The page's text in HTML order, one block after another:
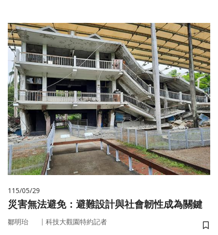
115/05/29
災害無法避免：避難設計與社會韌性成為關鍵
鄒明珆 ｜ 科技大觀園特約記者
儲